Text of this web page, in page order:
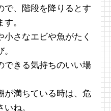
で、階段を降りるとす
。
さなエビや魚がたく
できる気持ちのいい場
が満ちている時は、危
ね。